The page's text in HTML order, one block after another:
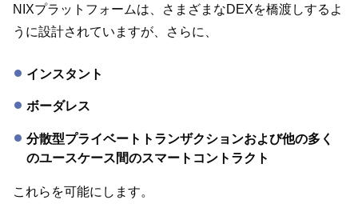
NIXプラットフォームは、さまざまなDEXを橋渡しするよ
うに設計されていますが、さらに、
インスタント
ボーダレス
分散型プライベートトランザクションおよび他の多く
のユースケース間のスマートコントラクト
これらを可能にします。